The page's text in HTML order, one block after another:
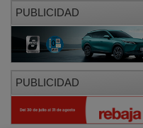
PUBLICIDAD
PUBLICIDAD